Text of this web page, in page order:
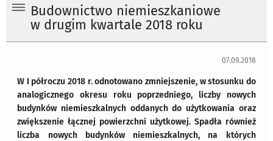
Budownictwo niemieszkaniowe
w drugim kwartale 2018 roku
07.09.2018
W I półroczu 2018 r. odnotowano zmniejszenie, w stosunku do
analogicznego okresu roku poprzedniego, liczby nowych
budynków niemieszkalnych oddanych do użytkowania oraz
zwiększenie łącznej powierzchni użytkowej. Spadła również
liczba nowych budynków niemieszkalnych, na których